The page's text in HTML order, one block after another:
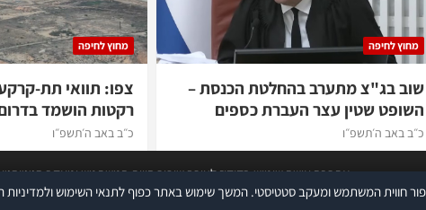
מחוץ לחיפה
שוב בג"צ מתערב בהחלטת הכנסת –
השופט שטין עצר העברת כספים
כ״ב באב ה׳תשפ״ו
מחוץ לחיפה
צפו: תוואי תת-
רקטות הושמד
כ״ב באב ה׳תשפ״ו
אתר זה עושה שימוש בקוקיז לצורך שיפור חווית המשתמש ומעקב